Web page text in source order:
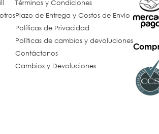
Términos y Condiciones
Plazo de Entrega y Costos de Envío
Políticas de Privacidad
Políticas de cambios y devoluciones
Contáctanos
Cambios y Devoluciones